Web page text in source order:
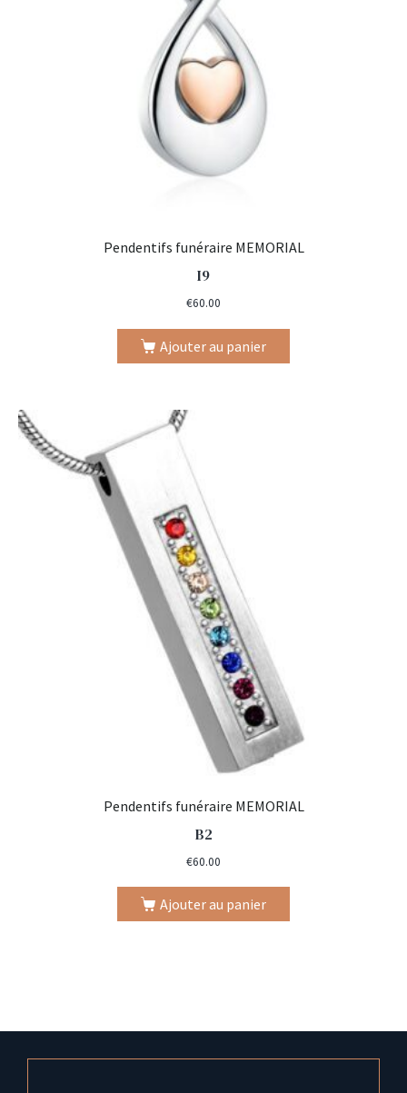
Pendentifs funéraire MEMORIAL
I9
€60.00
Ajouter au panier
Pendentifs funéraire MEMORIAL
B2
€60.00
Ajouter au panier